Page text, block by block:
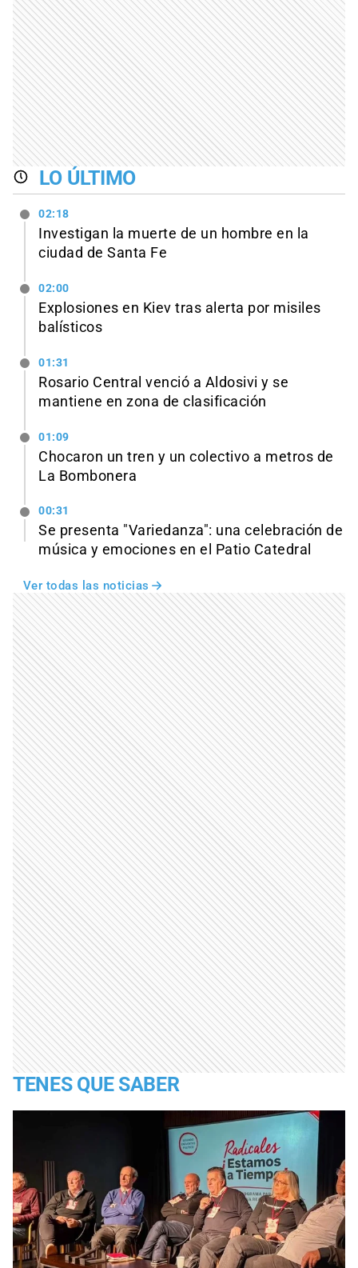
LO ÚLTIMO
02:18
Investigan la muerte de un hombre en la
ciudad de Santa Fe
02:00
Explosiones en Kiev tras alerta por misiles
balísticos
01:31
Rosario Central venció a Aldosivi y se
mantiene en zona de clasificación
01:09
Chocaron un tren y un colectivo a metros de
La Bombonera
00:31
Se presenta "Variedanza": una celebración de
música y emociones en el Patio Catedral
Ver todas las noticias
TENES QUE SABER